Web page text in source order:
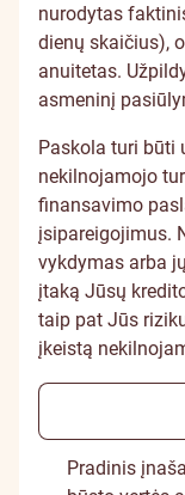
nurodytas
dienų skaičius),
anuitetas.
asmeninį
Paskola turi būti
nekilnojamojo
finansavimo
įsipareigojimus.
vykdymas arba
įtaką Jūsų
taip pat Jūs
įkeistą
Pradinis